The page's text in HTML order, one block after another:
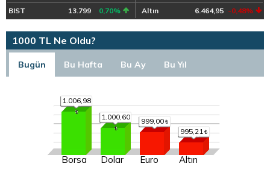
BIST
13.799 0,70% Altın 6.464,95 -0,48%
1000 TL Ne Oldu?
Bugün Bu Hafta Bu Ay Bu Yıl
1.006,98
Borsa
1.000,60
Dolar
999,00
Euro
995,21
Altın